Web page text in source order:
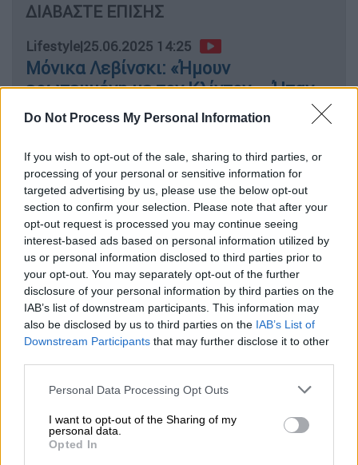
Do Not Process My Personal Information
If you wish to opt-out of the sale, sharing to third parties, or
processing of your personal or sensitive information for
targeted advertising by us, please use the below opt-out
section to confirm your selection. Please note that after your
opt-out request is processed you may continue seeing
interest-based ads based on personal information utilized by
us or personal information disclosed to third parties prior to
your opt-out. You may separately opt-out of the further
disclosure of your personal information by third parties on the
IAB’s list of downstream participants. This information may
also be disclosed by us to third parties on the IAB’s List of
Downstream Participants that may further disclose it to other
Please note that this website/app uses one or more Google
not limited to your visit or usage behaviour. You may click to
grant or deny consent to Google and its third-party tags to
use your data for below specified purposes in below Google
Personal Data Processing Opt Outs
I want to opt-out of the Sharing of my
personal data.
Opted In
ΔΙΑΒΑΣΤΕ ΕΠΙΣΗΣ
Lifestyle|25.06.2025 14:25
Μόνικα Λεβίνσκι: «Ήμουν
ερωτευμένη με τον Κλίντον – Ήταν
κατάχρηση εξουσίας»
Το οριστικό φινάλε
Σύμφωνα με τα ηλεκτρονικά αρχεία του
δικαστηρίου του Suffolk County στη Νέα
Υόρκη,η απόφαση διαζυγίου κατατέθηκε
στις 12 Ιουνίου και αναρτήθηκε στην
ιστοσελίδα του δικαστηρίου τη Δευτέρα 23
Ιουνίου. Η υπόθεση εμφανίζεται πλέον ως
«Ολοκληρωμένη» (Disposed).
στις 27 Μαΐου, αναφέροντας πως
ήταν αμετάβλητοι, χωρίς καμία ένσταση από
τις δύο πλευρές, και ότι απέμενε μόνο η